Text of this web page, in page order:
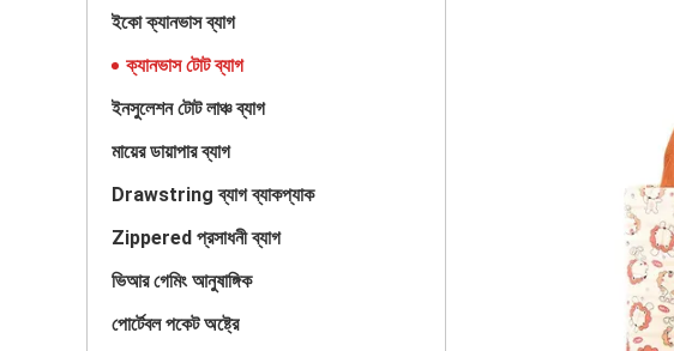
ইকো ক্যানভাস ব্যাগ
ক্যানভাস টোট ব্যাগ
ইনসুলেশন টোট লাঞ্চ ব্যাগ
মায়ের ডায়াপার ব্যাগ
Drawstring ব্যাগ ব্যাকপ্যাক
Zippered প্রসাধনী ব্যাগ
ভিআর গেমিং আনুষাঙ্গিক
পোর্টেবল পকেট অষ্ট্রে